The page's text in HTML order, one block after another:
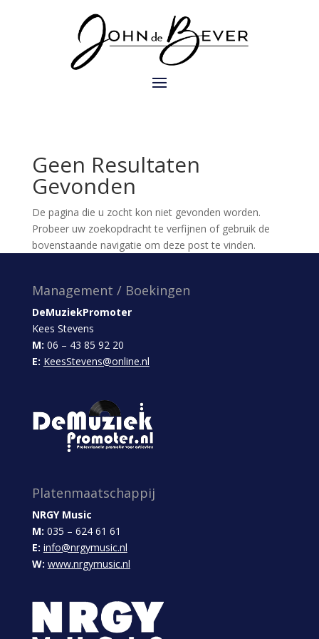
Geen Resultaten
Gevonden
De pagina die u zocht kon niet gevonden worden.
Probeer uw zoekopdracht te verfijnen of gebruik de
bovenstaande navigatie om deze post te vinden.
Management / Boekingen
DeMuziekPromoter
Kees Stevens
M: 06 – 43 85 92 20
E: KeesStevens@online.nl
Platenmaatschappij
NRGY Music
M: 035 – 624 61 61
E: info@nrgymusic.nl
W: www.nrgymusic.nl